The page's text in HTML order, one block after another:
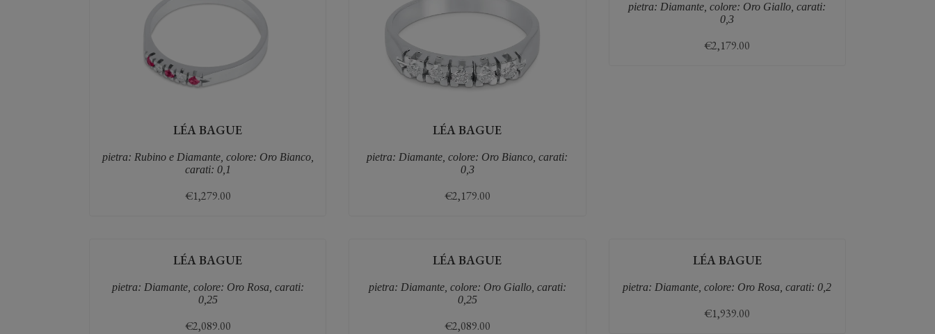
LÉA BAGUE
pietra: Rubino e Diamante, colore: Oro Bianco,
carati: 0,1
€1,279.00
LÉA BAGUE
pietra: Diamante, colore: Oro Bianco, carati:
0,3
€2,179.00
pietra: Diamante, colore: Oro Giallo, carati:
0,3
€2,179.00
LÉA BAGUE
pietra: Diamante, colore: Oro Rosa, carati:
0,25
€2,089.00
LÉA BAGUE
pietra: Diamante, colore: Oro Giallo, carati:
0,25
€2,089.00
LÉA BAGUE
pietra: Diamante, colore: Oro Rosa, carati: 0,2
€1,939.00